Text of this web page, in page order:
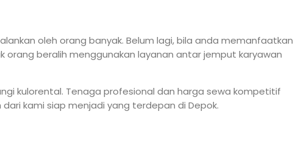
oleh orang banyak. Belum lagi, bila anda memanfaatkan
orang beralih menggunakan layanan antar jemput karyawan
kulorental. Tenaga profesional dan harga sewa kompetitif
kami siap menjadi yang terdepan di Depok.